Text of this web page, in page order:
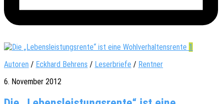
1
Autoren / Eckhard Behrens / Leserbriefe / Rentner
6. November 2012